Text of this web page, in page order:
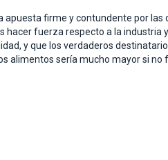
apuesta firme y contundente por
hacer fuerza respecto a la
y que los verdaderos
alimentos sería mucho mayor si